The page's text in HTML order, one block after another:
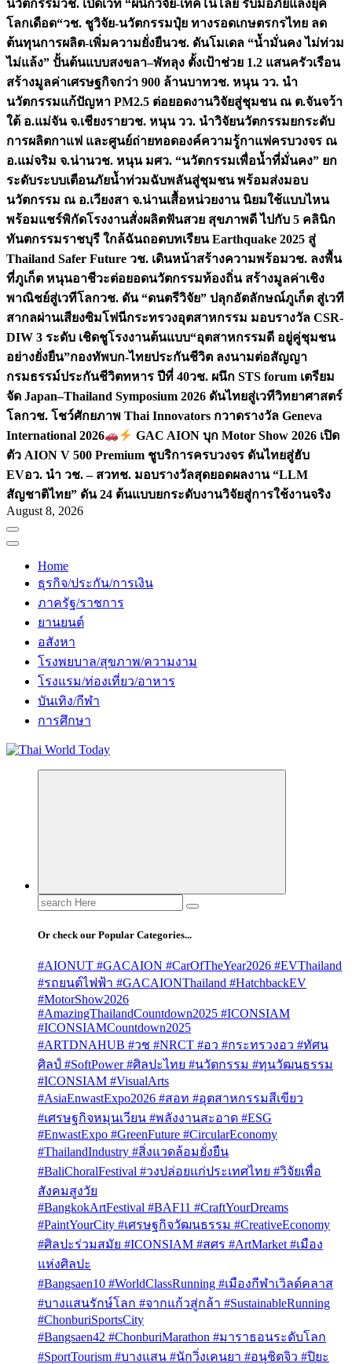
นวัตกรรมวช. เปิดเวที “ผนึกวิจัย-เทคโนโลยี รับมือภัยแล้งยุค
โลกเดือด“วช. ชูวิจัย-นวัตกรรมปุ๋ย ทางรอดเกษตรกรไทย ลด
ต้นทุนการผลิต-เพิ่มความยั่งยืนวช. ดันโมเดล “น้ำมั่นคง ไม่ท่วม
ไม่แล้ง” ปั้นต้นแบบสงขลา–พัทลุง ตั้งเป้าช่วย 1.2 แสนครัวเรือน
สร้างมูลค่าเศรษฐกิจกว่า 900 ล้านบาทวช. หนุน วว. นำ
นวัตกรรมแก้ปัญหา PM2.5 ต่อยอดงานวิจัยสู่ชุมชน ณ ต.จันจว้า
ใต้ อ.แม่จัน จ.เชียงรายวช. หนุน วว. นำวิจัยนวัตกรรมยกระดับ
การผลิตกาแฟ และศูนย์ถ่ายทอดองค์ความรู้กาแฟครบวงจร ณ
อ.แม่จริม จ.น่านวช. หนุน มศว. “นวัตกรรมเพื่อน้ำที่มั่นคง” ยก
ระดับระบบเตือนภัยน้ำท่วมฉับพลันสู่ชุมชน พร้อมส่งมอบ
นวัตกรรม ณ อ.เวียงสา จ.น่านเสื้อหน่วยงาน นิยมใช้แบบไหน
พร้อมแชร์พิกัดโรงงานสั่งผลิตฟันสวย สุขภาพดี ไปกับ 5 คลินิก
ทันตกรรมราชบุรี ใกล้ฉันถอดบทเรียน Earthquake 2025 สู่
Thailand Safer Future วช. เดินหน้าสร้างความพร้อมวช. ลงพื้น
ที่ภูเก็ต หนุนอาชีวะต่อยอดนวัตกรรมท้องถิ่น สร้างมูลค่าเชิง
พาณิชย์สู่เวทีโลกวช. ดัน “ดนตรีวิจัย” ปลุกอัตลักษณ์ภูเก็ต สู่เวที
สากลผ่านเสียงซิมโฟนีกระทรวงอุตสาหกรรม มอบรางวัล CSR-
DIW 3 ระดับ เชิดชูโรงงานต้นแบบ“อุตสาหกรรมดี อยู่คู่ชุมชน
อย่างยั่งยืน”กองทัพบก-ไทยประกันชีวิต ลงนามต่อสัญญา
กรมธรรม์ประกันชีวิตทหาร ปีที่ 40วช. ผนึก STS forum เตรียม
จัด Japan–Thailand Symposium 2026 ดันไทยสู่เวทีวิทยาศาสตร์
โลกวช. โชว์ศักยภาพ Thai Innovators กวาดรางวัล Geneva
International 2026
GAC AION บุก Motor Show 2026 เปิด
ตัว AION V 500 Premium ชูบริการครบวงจร ดันไทยสู่ฮับ
EVอว. นำ วช. – สวทช. มอบรางวัลสุดยอดผลงาน “LLM
สัญชาติไทย” ดัน 24 ต้นแบบยกระดับงานวิจัยสู่การใช้งานจริง
August 8, 2026
Home
ธุรกิจ/ประกัน/การเงิน
ภาครัฐ/ราชการ
ยานยนต์
อสังหา
โรงพยบาล/สุขภาพ/ความงาม
โรงแรม/ท่องเที่ยว/อาหาร
บันเทิง/กีฬา
การศึกษา
Search
for:
Or check our Popular Categories...
#AIONUT #GACAION #CarOfTheYear2026 #EVThailand
#รถยนต์ไฟฟ้า #GACAIONThailand #HatchbackEV
#MotorShow2026
#AmazingThailandCountdown2025 #ICONSIAM
#ICONSIAMCountdown2025
#ARTDNAHUB #วช #NRCT #อว #กระทรวงอว #ทัศน
ศิลป์ #SoftPower #ศิลปะไทย #นวัตกรรม #ทุนวัฒนธรรม
#ICONSIAM #VisualArts
#AsiaEnwastExpo2026 #สอท #อุตสาหกรรมสีเขียว
#เศรษฐกิจหมุนเวียน #พลังงานสะอาด #ESG
#EnwastExpo #GreenFuture #CircularEconomy
#ThailandIndustry #สิ่งแวดล้อมยั่งยืน
#BaliChoralFestival #วงปล่อยแก่ประเทศไทย #วิจัยเพื่อ
สังคมสูงวัย
#BangkokArtFestival #BAF11 #CraftYourDreams
#PaintYourCity #เศรษฐกิจวัฒนธรรม #CreativeEconomy
#ศิลปะร่วมสมัย #ICONSIAM #สศร #ArtMarket #เมือง
แห่งศิลปะ
#Bangsaen10 #WorldClassRunning #เมืองกีฬาเวิลด์คลาส
#บางแสนรักษ์โลก #จากแก้วสู่กล้า #SustainableRunning
#ChonburiSportsCity
#Bangsaen42 #ChonburiMarathon #มาราธอนระดับโลก
#SportTourism #บางแสน #นักวิ่งเคนยา #อนุชิตจิว #ปิยะ